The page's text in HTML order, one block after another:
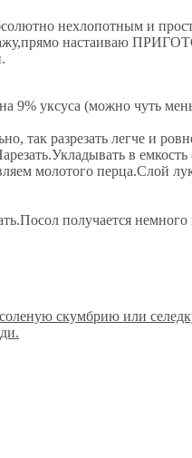
нехлопотным и
настаиваю
9% уксуса (можно чуть
так разрезать легче и
в
молотого перца.Слой
получается
скумбрию или